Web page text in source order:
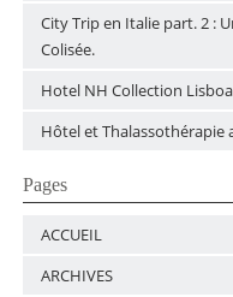
City Trip en Italie part. 2 :
Colisée.
Hotel NH Collection
Hôtel et
Pages
ACCUEIL
ARCHIVES